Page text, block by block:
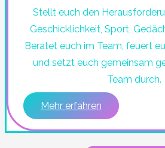
Stellt euch den
Geschicklichkeit, Sport,
Beratet euch im Team, feuert
und setzt euch gemeinsam
Team durch.
Mehr erfahren